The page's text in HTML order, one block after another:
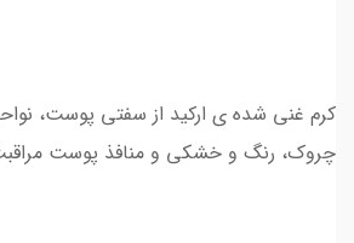
کرم غنی شده ی ارکید از سفتی پوست،
چروک، رنگ و خشکی و منافذ پوست